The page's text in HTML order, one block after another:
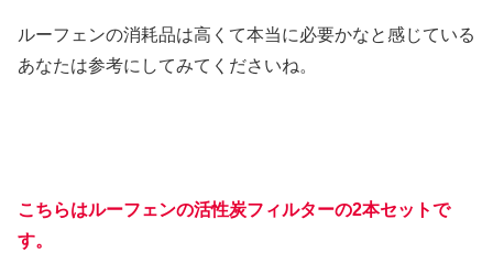
ルーフェンの消耗品は高くて本当に必要かなと感じている
あなたは参考にしてみてくださいね。
こちらはルーフェンの活性炭フィルターの2本セットで
す。